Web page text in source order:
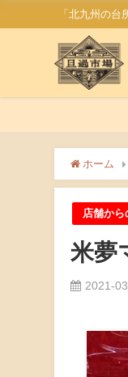
「北九州の台
ホーム
店舗から
米夢
2021-